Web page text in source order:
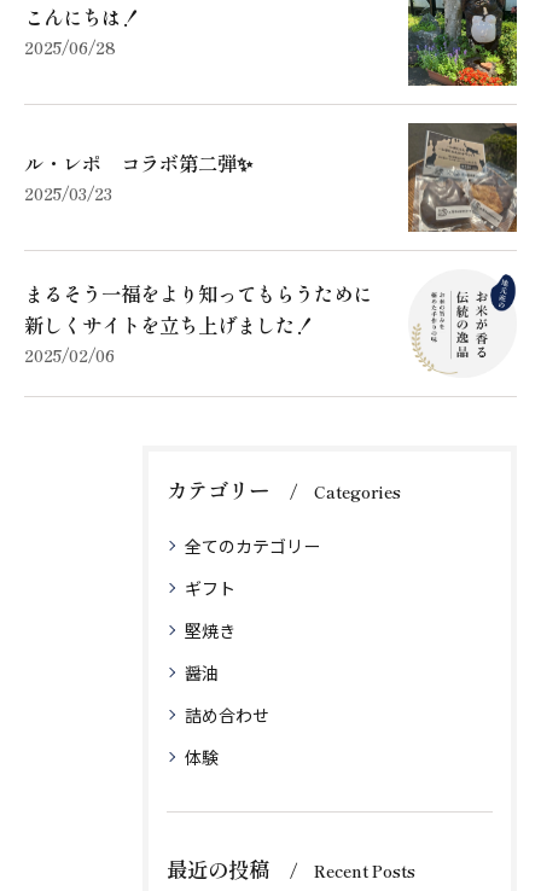
こんにちは！
2025/06/28
ル・レポ コラボ第二弾✨
2025/03/23
まるそう一福をより知ってもらうために
新しくサイトを立ち上げました！
2025/02/06
カテゴリー Categories
全てのカテゴリー
ギフト
堅焼き
醤油
詰め合わせ
体験
最近の投稿 Recent Posts